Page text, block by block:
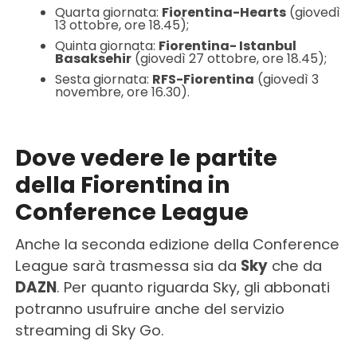
Quarta giornata: Fiorentina-Hearts(giovedì
13 ottobre, ore 18.45);
Quinta giornata: Fiorentina- Istanbul
Basaksehir(giovedì 27 ottobre, ore 18.45);
Sesta giornata: RFS-Fiorentina (giovedì 3
novembre, ore 16.30).
Dove vedere le partite
della Fiorentina in
Conference League
Anche la seconda edizione della Conference
League sarà trasmessa sia da Skyche da
DAZN. Per quanto riguarda Sky, gli abbonati
potranno usufruire anche del servizio
streaming di Sky Go.